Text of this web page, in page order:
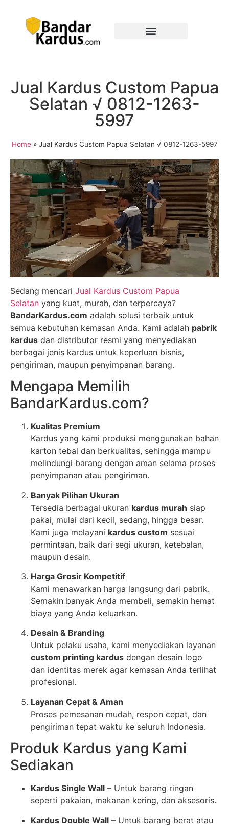
Jual Kardus Custom Papua
Selatan √ 0812-1263-
5997
Home» Jual Kardus Custom Papua Selatan √ 0812-1263-5997
Sedang mencari Jual Kardus Custom Papua
Selatan yang kuat, murah, dan terpercaya?
BandarKardus.com adalah solusi terbaik untuk
semua kebutuhan kemasan Anda. Kami adalah pabrik
kardus dan distributor resmi yang menyediakan
berbagai jenis kardus untuk keperluan bisnis,
pengiriman, maupun penyimpanan barang.
Mengapa Memilih
BandarKardus.com?
Kualitas Premium
Kardus yang kami produksi menggunakan bahan
karton tebal dan berkualitas, sehingga mampu
melindungi barang dengan aman selama proses
penyimpanan atau pengiriman.
Banyak Pilihan Ukuran
Tersedia berbagai ukuran kardus murah siap
pakai, mulai dari kecil, sedang, hingga besar.
Kami juga melayani kardus custom sesuai
permintaan, baik dari segi ukuran, ketebalan,
maupun desain.
Harga Grosir Kompetitif
Kami menawarkan harga langsung dari pabrik.
Semakin banyak Anda membeli, semakin hemat
biaya yang Anda keluarkan.
Desain & Branding
Untuk pelaku usaha, kami menyediakan layanan
custom printing kardus dengan desain logo
dan identitas merek agar kemasan Anda terlihat
profesional.
Layanan Cepat & Aman
Proses pemesanan mudah, respon cepat, dan
pengiriman tepat waktu ke seluruh Indonesia.
Produk Kardus yang Kami
Sediakan
Kardus Single Wall – Untuk barang ringan
seperti pakaian, makanan kering, dan aksesoris.
Kardus Double Wall – Untuk barang berat atau